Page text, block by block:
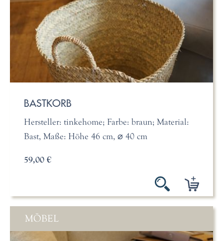
BASTKORB
Hersteller: tinkehome; Farbe: braun; Material:
Bast, Maße: Höhe 46 cm, ⌀ 40 cm
59,00 €
MÖBEL